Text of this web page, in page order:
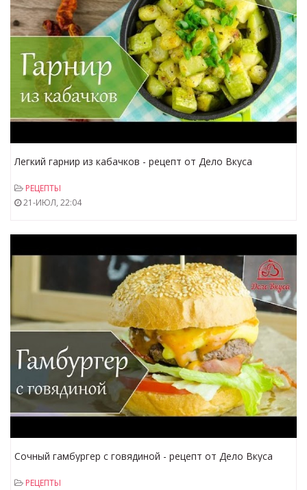
Легкий гарнир из кабачков - рецепт от Дело Вкуса
РЕЦЕПТЫ
21-ИЮЛ, 22:04
Сочный гамбургер с говядиной - рецепт от Дело Вкуса
РЕЦЕПТЫ